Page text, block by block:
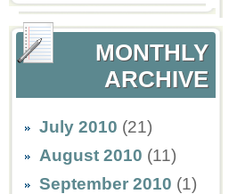
MONTHLY
ARCHIVE
July 2010 (21)
August 2010 (11)
September 2010 (1)